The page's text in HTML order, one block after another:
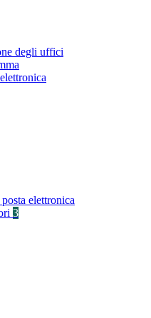
degli uffici
elettronica
3